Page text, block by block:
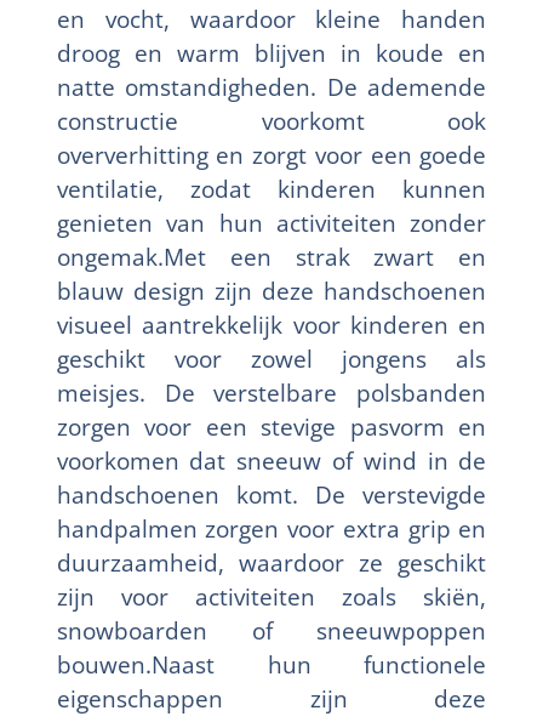
en vocht, waardoor kleine handen
droog en warm blijven in koude en
natte omstandigheden. De ademende
constructie voorkomt ook
oververhitting en zorgt voor een goede
ventilatie, zodat kinderen kunnen
genieten van hun activiteiten zonder
ongemak.Met een strak zwart en
blauw design zijn deze handschoenen
visueel aantrekkelijk voor kinderen en
geschikt voor zowel jongens als
meisjes. De verstelbare polsbanden
zorgen voor een stevige pasvorm en
voorkomen dat sneeuw of wind in de
handschoenen komt. De verstevigde
handpalmen zorgen voor extra grip en
duurzaamheid, waardoor ze geschikt
zijn voor activiteiten zoals skiën,
snowboarden of sneeuwpoppen
bouwen.Naast hun functionele
eigenschappen zijn deze